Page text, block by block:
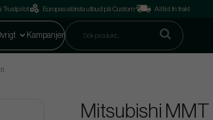
Trustpilot Europas största utbud på Custom Alltid fri frakt
Kampanjer
Mitsubishi MMT